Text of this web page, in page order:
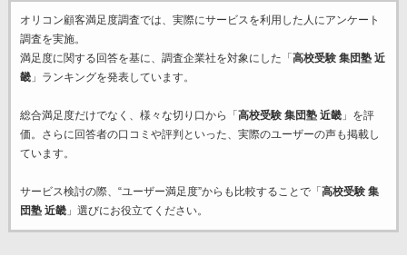
オリコン顧客満足度調査では、実際にサービスを利用した 人にアンケート
調査を実施。
満足度に関する回答を基に、調査企業社を対象にした「 高校受験 集団塾 近
畿」ランキングを発表しています。
総合満足度だけでなく、様々な切り口から「 高校受験 集団塾 近畿」を評
価。さらに回答者の口コミや評判といった、実際のユーザーの声も掲載し
ています。
サービス検討の際、“ユーザー満足度”からも比較することで「 高校受験 集
団塾 近畿」選びにお役立てください。